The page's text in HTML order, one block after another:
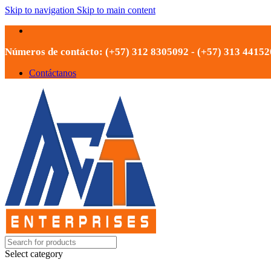
Skip to navigation Skip to main content
Números de contácto: (+57) 312 8305092 - (+57) 313
Contáctanos
Select category